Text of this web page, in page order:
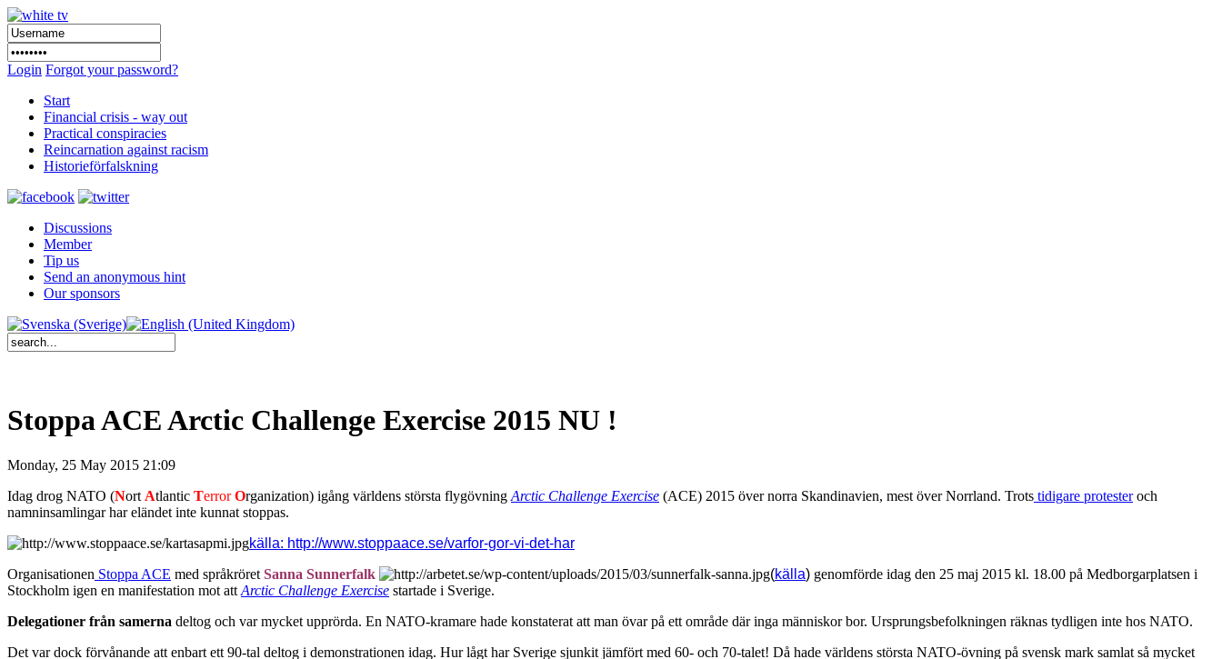
Login Forgot your password?
Start
Financial crisis - way out
Practical conspiracies
Reincarnation against racism
Historieförfalskning
Discussions
Member
Tip us
Send an anonymous hint
Our sponsors
Stoppa ACE Arctic Challenge Exercise 2015 NU !
Monday, 25 May 2015 21:09
Idag drog NATO (Nort Atlantic TerrorOrganization) igång världens största flygövning Arctic Challenge Exercise (ACE) 2015 över norra Skandinavien, mest över Norrland. Trots tidigare protesteroch
namninsamlingar har eländet inte kunnat stoppas.
källa: http://www.stoppaace.se/varfor-gor-vi-det-har
Organisationen Stoppa ACE med språkröret Sanna Sunnerfalk (källa) genomförde idag den 25 maj 2015 kl. 18.00 på Medborgarplatsen i
Stockholm igen en manifestation mot att Arctic Challenge Exercise startade i Sverige.
Delegationer från samerna deltog och var mycket upprörda. En NATO-kramare hade konstaterat att man övar på ett område där inga människor bor. Ursprungsbefolkningen räknas tydligen inte hos NATO.
Det var dock förvånande att enbart ett 90-tal deltog i demonstrationen idag. Hur lågt har Sverige sjunkit jämfört med 60- och 70-talet! Då hade världens största NATO-övning på svensk mark samlat så mycket